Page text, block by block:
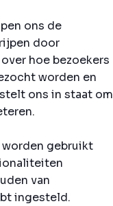
ons de
door
hoe bezoekers
worden en
ons in staat om
gebruikt
van
ingesteld.